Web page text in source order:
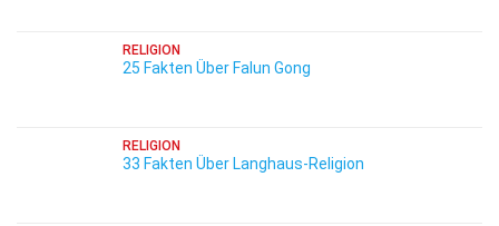
RELIGION
25 Fakten Über Falun Gong
RELIGION
33 Fakten Über Langhaus-Religion